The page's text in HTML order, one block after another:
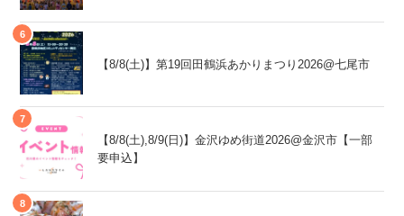
【8/8(土)】第19回田鶴浜あかりまつり2026@七尾市
【8/8(土),8/9(日)】金沢ゆめ街道2026@金沢市【一部
要申込】